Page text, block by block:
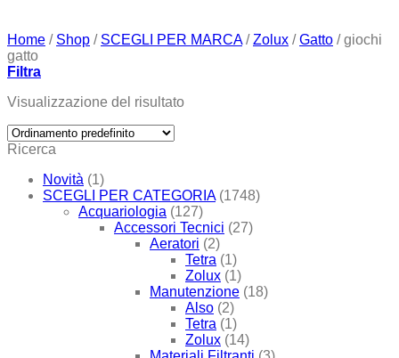
Home / Shop / SCEGLI PER MARCA / Zolux / Gatto /giochi
gatto
Filtra
Visualizzazione del risultato
Ricerca
Novità (1)
SCEGLI PER CATEGORIA (1748)
Acquariologia (127)
Accessori Tecnici (27)
Aeratori (2)
Tetra (1)
Zolux (1)
Manutenzione (18)
Also (2)
Tetra (1)
Zolux (14)